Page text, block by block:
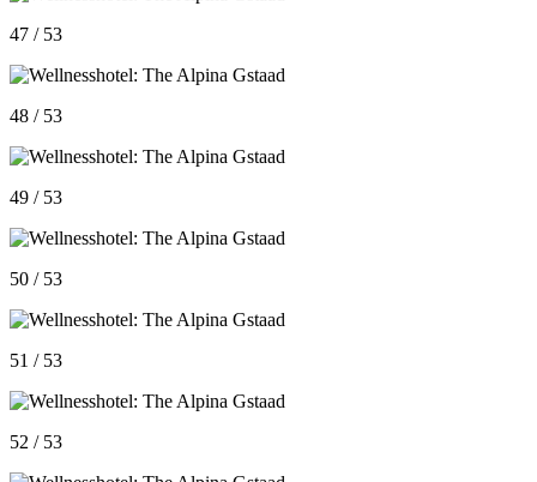
47 / 53
48 / 53
49 / 53
50 / 53
51 / 53
52 / 53